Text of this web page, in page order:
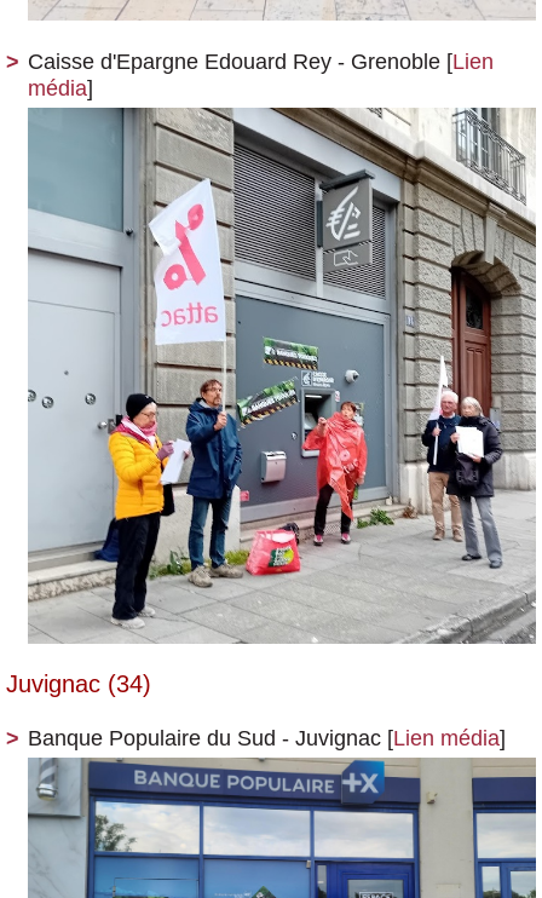
Caisse d'Epargne Edouard Rey - Grenoble [Lien
média]
Juvignac (34)
Banque Populaire du Sud - Juvignac [Lien média]